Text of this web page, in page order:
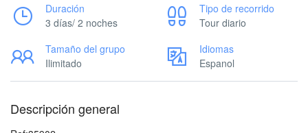
Duración
3 días/ 2 noches
Tipo de recorrido
Tour diario
Tamaño del grupo
Ilimitado
Idiomas
Espanol
Descripción general